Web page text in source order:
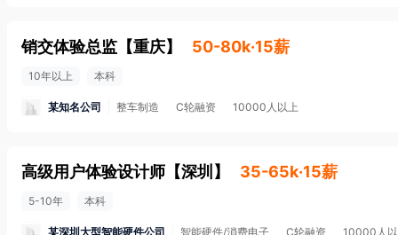
销交体验总监 【重庆】 50-80k·15薪
10年以上 本科
某知名公司 整车制造 C轮融资 10000人以上
高级用户体验设计师 【深圳 】 35-65k·15薪
5-10年 本科
某深圳大型智能硬件公司 智能硬件/消费电子 C轮融资 10000人